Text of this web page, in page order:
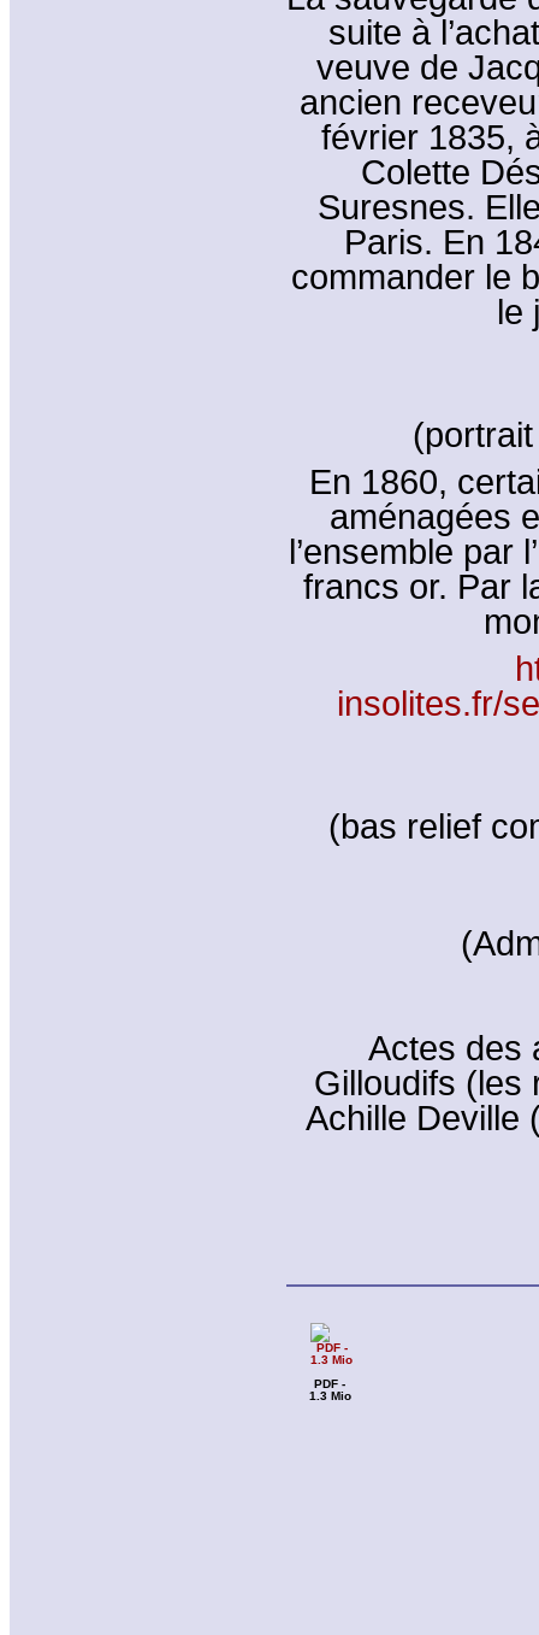
suite à
veuve de
ancien
février 1835,
Colette
Suresnes.
Paris. En
commander le
le
En 1860,
aménagées
l’ensemble par
francs or. Par
insolites.fr/
(bas relief
Actes des
Gilloudifs (les
Achille Deville
PDF -
1.3 Mio